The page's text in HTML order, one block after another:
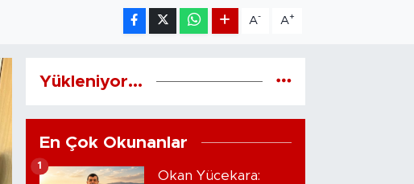
A- A+
Yükleniyor...
En Çok Okunanlar
Okan Yücekara:
1